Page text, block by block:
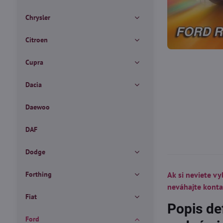
Ak si neviete
neváhajte
Popis
Chrysler
Citroen
Cupra
Dacia
Daewoo
DAF
Dodge
Forthing
Fiat
Ford